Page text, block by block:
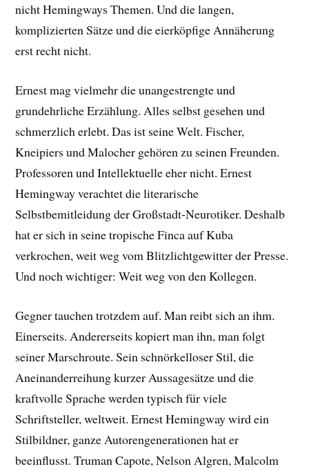
nicht Hemingways Themen. Und die langen,
komplizierten Sätze und die eierköpfige Annäherung
erst recht nicht.
Ernest mag vielmehr die unangestrengte und
grundehrliche Erzählung. Alles selbst gesehen und
schmerzlich erlebt. Das ist seine Welt. Fischer,
Kneipiers und Malocher gehören zu seinen Freunden.
Professoren und Intellektuelle eher nicht. Ernest
Hemingway verachtet die literarische
Selbstbemitleidung der Großstadt-Neurotiker. Deshalb
hat er sich in seine tropische Finca auf Kuba
verkrochen, weit weg vom Blitzlichtgewitter der Presse.
Und noch wichtiger: Weit weg von den Kollegen.
Gegner tauchen trotzdem auf. Man reibt sich an ihm.
Einerseits. Andererseits kopiert man ihn, man folgt
seiner Marschroute. Sein schnörkelloser Stil, die
Aneinanderreihung kurzer Aussagesätze und die
kraftvolle Sprache werden typisch für viele
Schriftsteller, weltweit. Ernest Hemingway wird ein
Stilbildner, ganze Autorengenerationen hat er
beeinflusst. Truman Capote, Nelson Algren, Malcolm